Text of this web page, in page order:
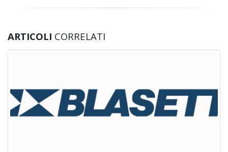
ARTICOLI CORRELATI